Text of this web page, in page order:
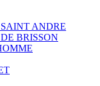
ANDRE
BRISSON